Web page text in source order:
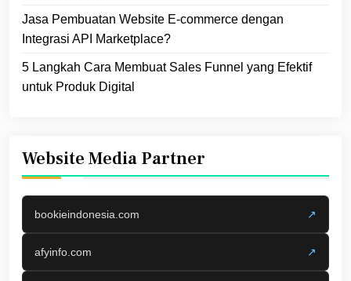
Jasa Pembuatan Website E-commerce dengan
Integrasi API Marketplace?
5 Langkah Cara Membuat Sales Funnel yang Efektif
untuk Produk Digital
Website Media Partner
bookieindonesia.com ↗
afyinfo.com ↗